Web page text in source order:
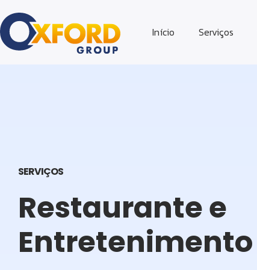
Início Serviços
SERVIÇOS
Restaurante e
Entretenimento